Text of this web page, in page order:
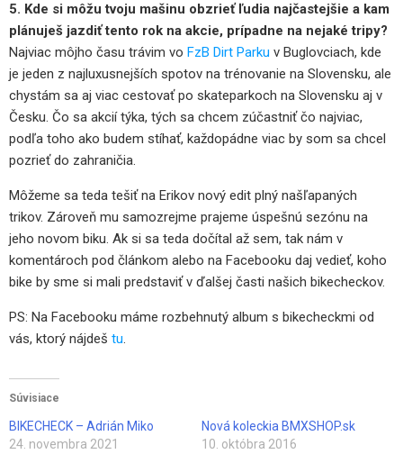
5. Kde si môžu tvoju mašinu obzrieť ľudia najčastejšie a kam
plánuješ jazdiť tento rok na akcie, prípadne na nejaké tripy?
Najviac môjho času trávim vo FzB Dirt Parku v Buglovciach, kde
je jeden z najluxusnejších spotov na trénovanie na Slovensku, ale
chystám sa aj viac cestovať po skateparkoch na Slovensku aj v
Česku. Čo sa akcií týka, tých sa chcem zúčastniť čo najviac,
podľa toho ako budem stíhať, každopádne viac by som sa chcel
pozrieť do zahraničia.
Môžeme sa teda tešiť na Erikov nový edit plný našľapaných
trikov. Zároveň mu samozrejme prajeme úspešnú sezónu na
jeho novom biku. Ak si sa teda dočítal až sem, tak nám v
komentároch pod článkom alebo na Facebooku daj vedieť, koho
bike by sme si mali predstaviť v ďalšej časti našich bikecheckov.
PS: Na Facebooku máme rozbehnutý album s bikecheckmi od
vás, ktorý nájdeš tu.
Súvisiace
BIKECHECK – Adrián Miko
24. novembra 2021
Nová koleckia BMXSHOP.sk
10. októbra 2016